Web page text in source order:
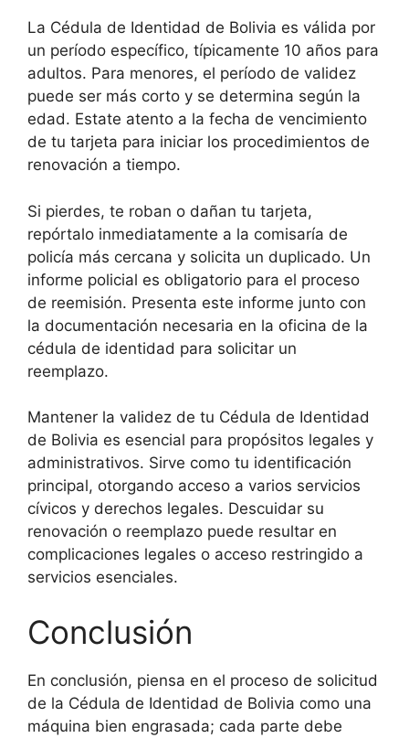
La Cédula de Identidad de Bolivia es válida por
un período específico, típicamente 10 años para
adultos. Para menores, el período de validez
puede ser más corto y se determina según la
edad. Estate atento a la fecha de vencimiento
de tu tarjeta para iniciar los procedimientos de
renovación a tiempo.
Si pierdes, te roban o dañan tu tarjeta,
repórtalo inmediatamente a la comisaría de
policía más cercana y solicita un duplicado. Un
informe policial es obligatorio para el proceso
de reemisión. Presenta este informe junto con
la documentación necesaria en la oficina de la
cédula de identidad para solicitar un
reemplazo.
Mantener la validez de tu Cédula de Identidad
de Bolivia es esencial para propósitos legales y
administrativos. Sirve como tu identificación
principal, otorgando acceso a varios servicios
cívicos y derechos legales. Descuidar su
renovación o reemplazo puede resultar en
complicaciones legales o acceso restringido a
servicios esenciales.
Conclusión
En conclusión, piensa en el proceso de solicitud
de la Cédula de Identidad de Bolivia como una
máquina bien engrasada; cada parte debe